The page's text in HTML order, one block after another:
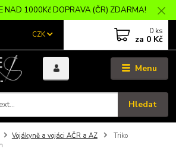
NAD 1000Kč DOPRAVA (ČR) ZDARMA!
Menu
CZK
Hledat
0 ks
za 0 Kč
Vojákyně a vojáci AČR a AZ
Triko